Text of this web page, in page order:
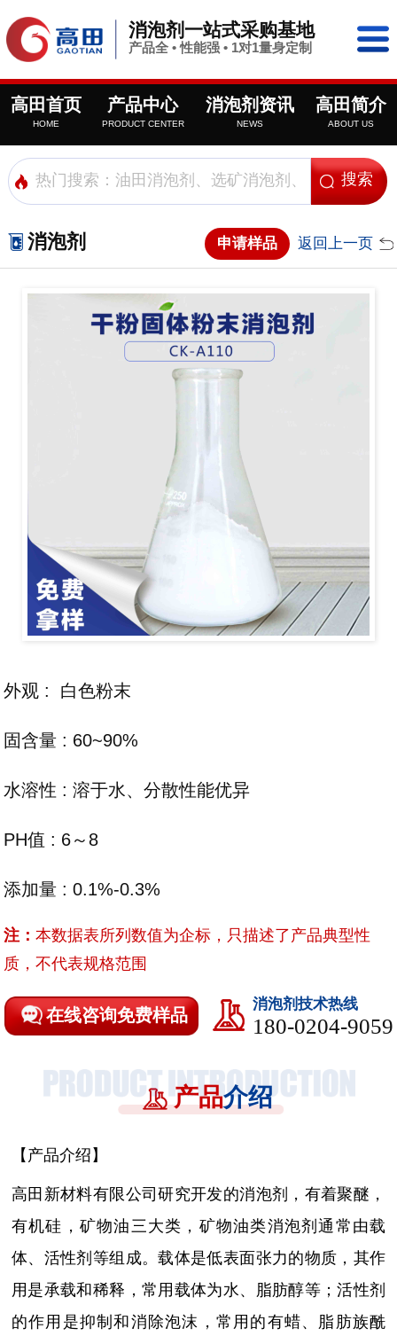
消泡剂一站式采购基地
产品全 • 性能强 • 1对1量身定制
高田首页
HOME
产品中心
PRODUCT CENTER
消泡剂资讯
NEWS
高田简介
ABOUT US
消泡剂 申请样品 返回上一页
外观 : 白色粉末
固含量 : 60~90%
水溶性 : 溶于水、分散性能优异
PH值 : 6～8
添加量 : 0.1%-0.3%
注：本数据表所列数值为企标，只描述了产品典型性
质，不代表规格范围
在线咨询免费样品
消泡剂技术热线
180-0204-9059
产品介绍
【产品介绍】
高田新材料有限公司研究开发的消泡剂，有着聚醚，
有机硅，矿物油三大类， 矿物油类消泡剂通常由载
体、活性剂等组成。载体是低表面张力的物质，其作
用是承载和稀释，常用载体为水、脂肪醇等；活性剂
的作用是抑制和消除泡沫，常用的有蜡、脂肪族酰